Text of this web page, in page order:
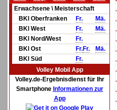
Erwachsene \ Meisterschaft
BKl Oberfranken
Fr.
Mä.
BKl West
Fr.
Mä.
BKl Nord/West
Fr.
BKl Ost
Fr.Fr.
Mä.
BKl Süd
Fr.
Volley Mobil App
Volley.de-Ergebnisdienst für Ihr
Smartphone Informationen zur
App